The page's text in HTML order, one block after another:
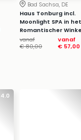
Bad Sachsa, DE
Haus Tonburg incl.
Moonlight SPA in het
Romantischer
vanaf
€ 80,00
vanaf
€ 57,00
4.0